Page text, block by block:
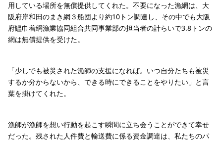
用している場所を無償提供してくれた。不要になった漁網は、大
阪府岸和田のまき網３船団より約10トン調達し、その中でも大阪
府鰮巾着網漁業協同組合共同事業部の担当者の計らいで3.8トンの
網は無償提供を受けた。
「少しでも被災された漁師の支援になれば。いつ自分たちも被災
するか分からないから、できる時にできることをやりたい」と言
葉を掛けてくれた。
漁師が漁師を想い行動を起こす瞬間に立ち会うことができて幸せ
だった。残された人件費と輸送費に係る資金調達は、私たちのパ